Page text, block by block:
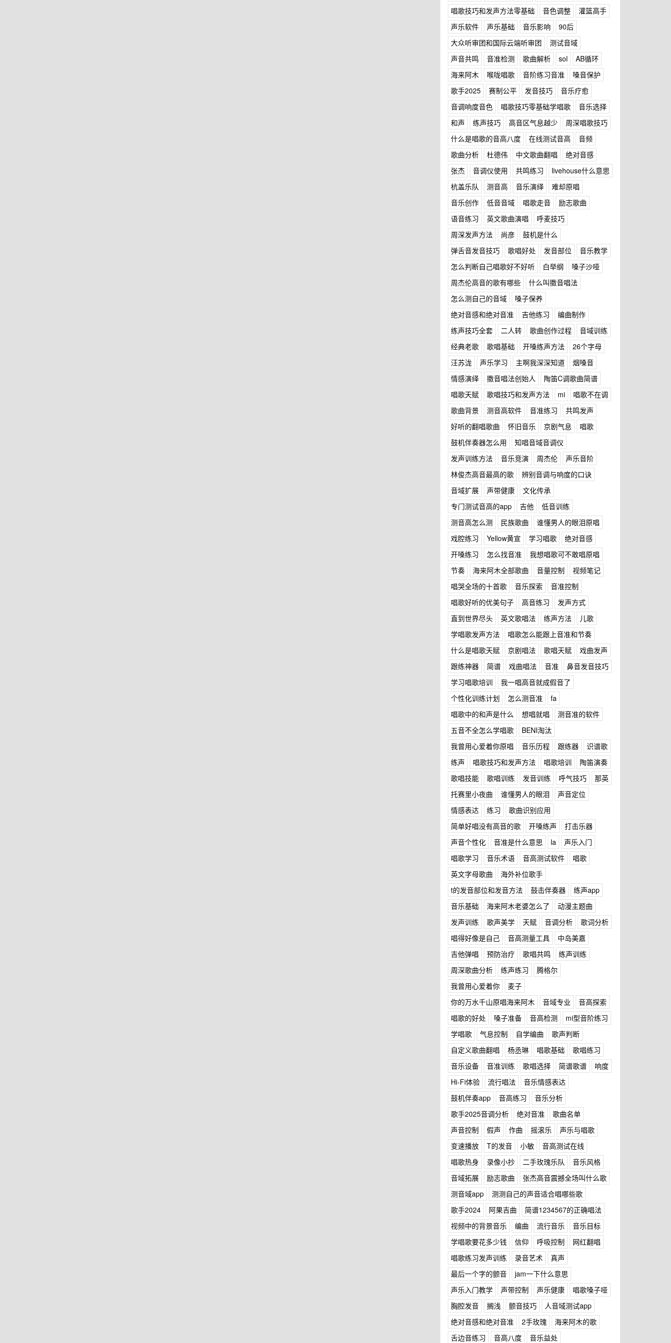
唱歌技巧和发声方法零基础
音色调整
灌篮高手
声乐软件
声乐基础 音乐影响
90后
大众听审团和国际云端听审团
测试音域
声音共鸣
音准检测 歌曲解析 sol
AB循环
海来阿木
喉咙唱歌 音阶练习音准
嗓音保护
歌手2025
赛制公平 发音技巧
音乐疗愈
音调响度音色
唱歌技巧零基础学唱歌
音乐选择
和声
练声技巧 高音区气息越少
周深唱歌技巧
什么是唱歌的音高八度
在线测试音高
音频
歌曲分析
杜德伟 中文歌曲翻唱
绝对音感
张杰
音调仪使用 共鸣练习
livehouse什么意思
杭盖乐队
测音高 音乐演绎
难却原唱
音乐创作
低音音域 唱歌走音
励志歌曲
语音练习
英文歌曲演唱
呼麦技巧
周深发声方法
尚彦
鼓机是什么
弹舌音发音技巧
歌唱好处 发音部位
音乐教学
怎么判断自己唱歌好不好听
白举纲
嗓子沙哑
周杰伦高音的歌有哪些
什么叫擞音唱法
怎么测自己的音域
嗓子保养
绝对音感和绝对音准
吉他练习
编曲制作
练声技巧全套
二人转 歌曲创作过程
音域训练
经典老歌
歌唱基础 开嗓练声方法
26个字母
汪苏泷
声乐学习 主啊我深深知道
烟嗓音
情感演绎
擞音唱法创始人
陶笛C调歌曲简谱
唱歌天赋
歌唱技巧和发声方法 mi
唱歌不在调
歌曲背景
测音高软件 音准练习
共鸣发声
好听的翻唱歌曲
怀旧音乐 京剧气息
唱歌
鼓机伴奏器怎么用
知唱音域音调仪
发声训练方法
音乐竞演 周杰伦
声乐音阶
林俊杰高音最高的歌
辨别音调与响度的口诀
音域扩展
声带健康
文化传承
专门测试音高的app
吉他
低音训练
测音高怎么测
民族歌曲
谁懂男人的眼泪原唱
戏腔练习
Yellow黄宣 学习唱歌
绝对音感
开嗓练习
怎么找音准
我想唱歌可不敢唱原唱
节奏
海来阿木全部歌曲 音量控制
视频笔记
唱哭全场的十首歌
音乐探索
音准控制
唱歌好听的优美句子
高音练习
发声方式
直到世界尽头
英文歌唱法 练声方法
儿歌
学唱歌发声方法
唱歌怎么能跟上音准和节奏
什么是唱歌天赋
京剧唱法 歌唱天赋
戏曲发声
跟练神器
简谱 戏曲唱法 音准
鼻音发音技巧
学习唱歌培训
我一唱高音就成假音了
个性化训练计划
怎么测音准
fa
唱歌中的和声是什么
想唱就唱
测音准的软件
五音不全怎么学唱歌
BENI淘汰
我曾用心爱着你原唱
音乐历程 跟练器
识谱歌
练声
唱歌技巧和发声方法 唱歌培训
陶笛演奏
歌唱技能
歌唱训练 发音训练 呼气技巧
那英
托赛里小夜曲
谁懂男人的眼泪
声音定位
情感表达
练习
歌曲识别应用
简单好唱没有高音的歌
开嗓练声
打击乐器
声音个性化
音准是什么意思 la
声乐入门
唱歌学习
音乐术语 音高测试软件
唱歌
英文字母歌曲
海外补位歌手
t的发音部位和发音方法
鼓击伴奏器
练声app
音乐基础
海来阿木老婆怎么了
动漫主题曲
发声训练
歌声美学 天赋 音调分析
歌词分析
唱得好像是自己
音高测量工具
中岛美嘉
吉他弹唱
预防治疗 歌唱共鸣
练声训练
周深歌曲分析
练声练习
腾格尔
我曾用心爱着你
麦子
你的万水千山原唱海来阿木
音域专业
音高探索
唱歌的好处
嗓子准备 音高检测
mi型音阶练习
学唱歌
气息控制 自学编曲
歌声判断
自定义歌曲翻唱
杨丞琳 唱歌基础
歌唱练习
音乐设备
音准训练 歌唱选择 简谱歌谱
响度
Hi-Fi体验
流行唱法
音乐情感表达
鼓机伴奏app
音高练习
音乐分析
歌手2025音调分析
绝对音准
歌曲名单
声音控制
假声 作曲 摇滚乐
声乐与唱歌
变速播放
T的发音 小敏
音高测试在线
唱歌热身
录像小抄 二手玫瑰乐队
音乐风格
音域拓展
励志歌曲
张杰高音震撼全场叫什么歌
测音域app
测测自己的声音适合唱哪些歌
歌手2024
阿果吉曲
简谱1234567的正确唱法
视频中的背景音乐
编曲 流行音乐
音乐目标
学唱歌要花多少钱
信仰 呼吸控制
网红翻唱
唱歌练习发声训练
录音艺术
真声
最后一个字的颤音
jam一下什么意思
声乐入门教学
声带控制 声乐健康
唱歌嗓子哑
胸腔发音
搁浅 颤音技巧
人音域测试app
绝对音感和绝对音准
2手玫瑰
海来阿木的歌
舌边音练习
音高八度 音乐益处